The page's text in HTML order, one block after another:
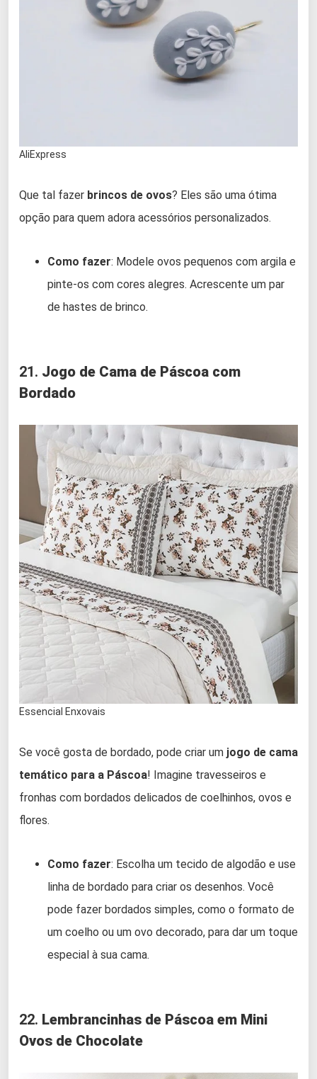
AliExpress
Que tal fazer brincos de ovos? Eles são uma ótima
opção para quem adora acessórios personalizados.
Como fazer: Modele ovos pequenos com argila e
pinte-os com cores alegres. Acrescente um par
de hastes de brinco.
21. Jogo de Cama de Páscoa com
Bordado
Essencial Enxovais
Se você gosta de bordado, pode criar um jogo de cama
temático para a Páscoa! Imagine travesseiros e
fronhas com bordados delicados de coelhinhos, ovos e
flores.
Como fazer: Escolha um tecido de algodão e use
linha de bordado para criar os desenhos. Você
pode fazer bordados simples, como o formato de
um coelho ou um ovo decorado, para dar um toque
especial à sua cama.
22. Lembrancinhas de Páscoa em Mini
Ovos de Chocolate